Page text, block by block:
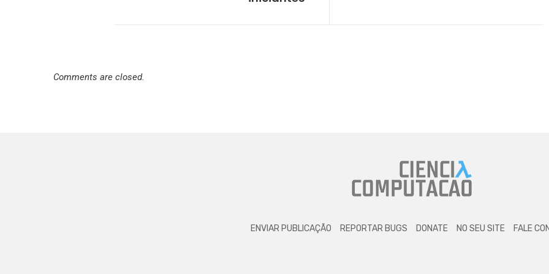
Comments are closed.
ENVIAR PUBLICAÇÃO REPORTAR BUGS DONATE NO SEU SITE FALE